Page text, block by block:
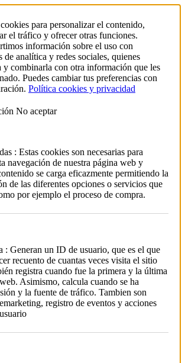
para personalizar el contenido,
el tráfico y ofrecer otras funciones.
información sobre el uso con
de analítica y redes sociales, quienes
y combinarla con otra información que les
Puedes cambiar tus preferencias con
Política cookies y privacidad
No aceptar
: Estas cookies son necesarias para
navegación de nuestra página web y
se carga eficazmente permitiendo la
de las diferentes opciones o servicios que
por ejemplo el proceso de compra.
: Generan un ID de usuario, que es el que
recuento de cuantas veces visita el sitio
registra cuando fue la primera y la última
Asimismo, calcula cuando se ha
y la fuente de tráfico. Tambien son
registro de eventos y acciones